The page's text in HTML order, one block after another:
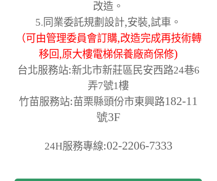
改造。
5. 同業委託規劃設計,安裝,試車。
（可由管理委員會訂購,改造完成再技術轉
移回,原大樓電梯保養廠商保修)
台北服務站:新北市新莊區民安西路24巷6
弄7號1樓
竹苗服務站:苗栗縣頭份市東興路182-11
號3F
24H服務專線:02-2206-7333